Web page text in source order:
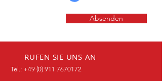
Absenden
RUFEN SIE UNS AN
Tel.: +49 (0) 911 7670172